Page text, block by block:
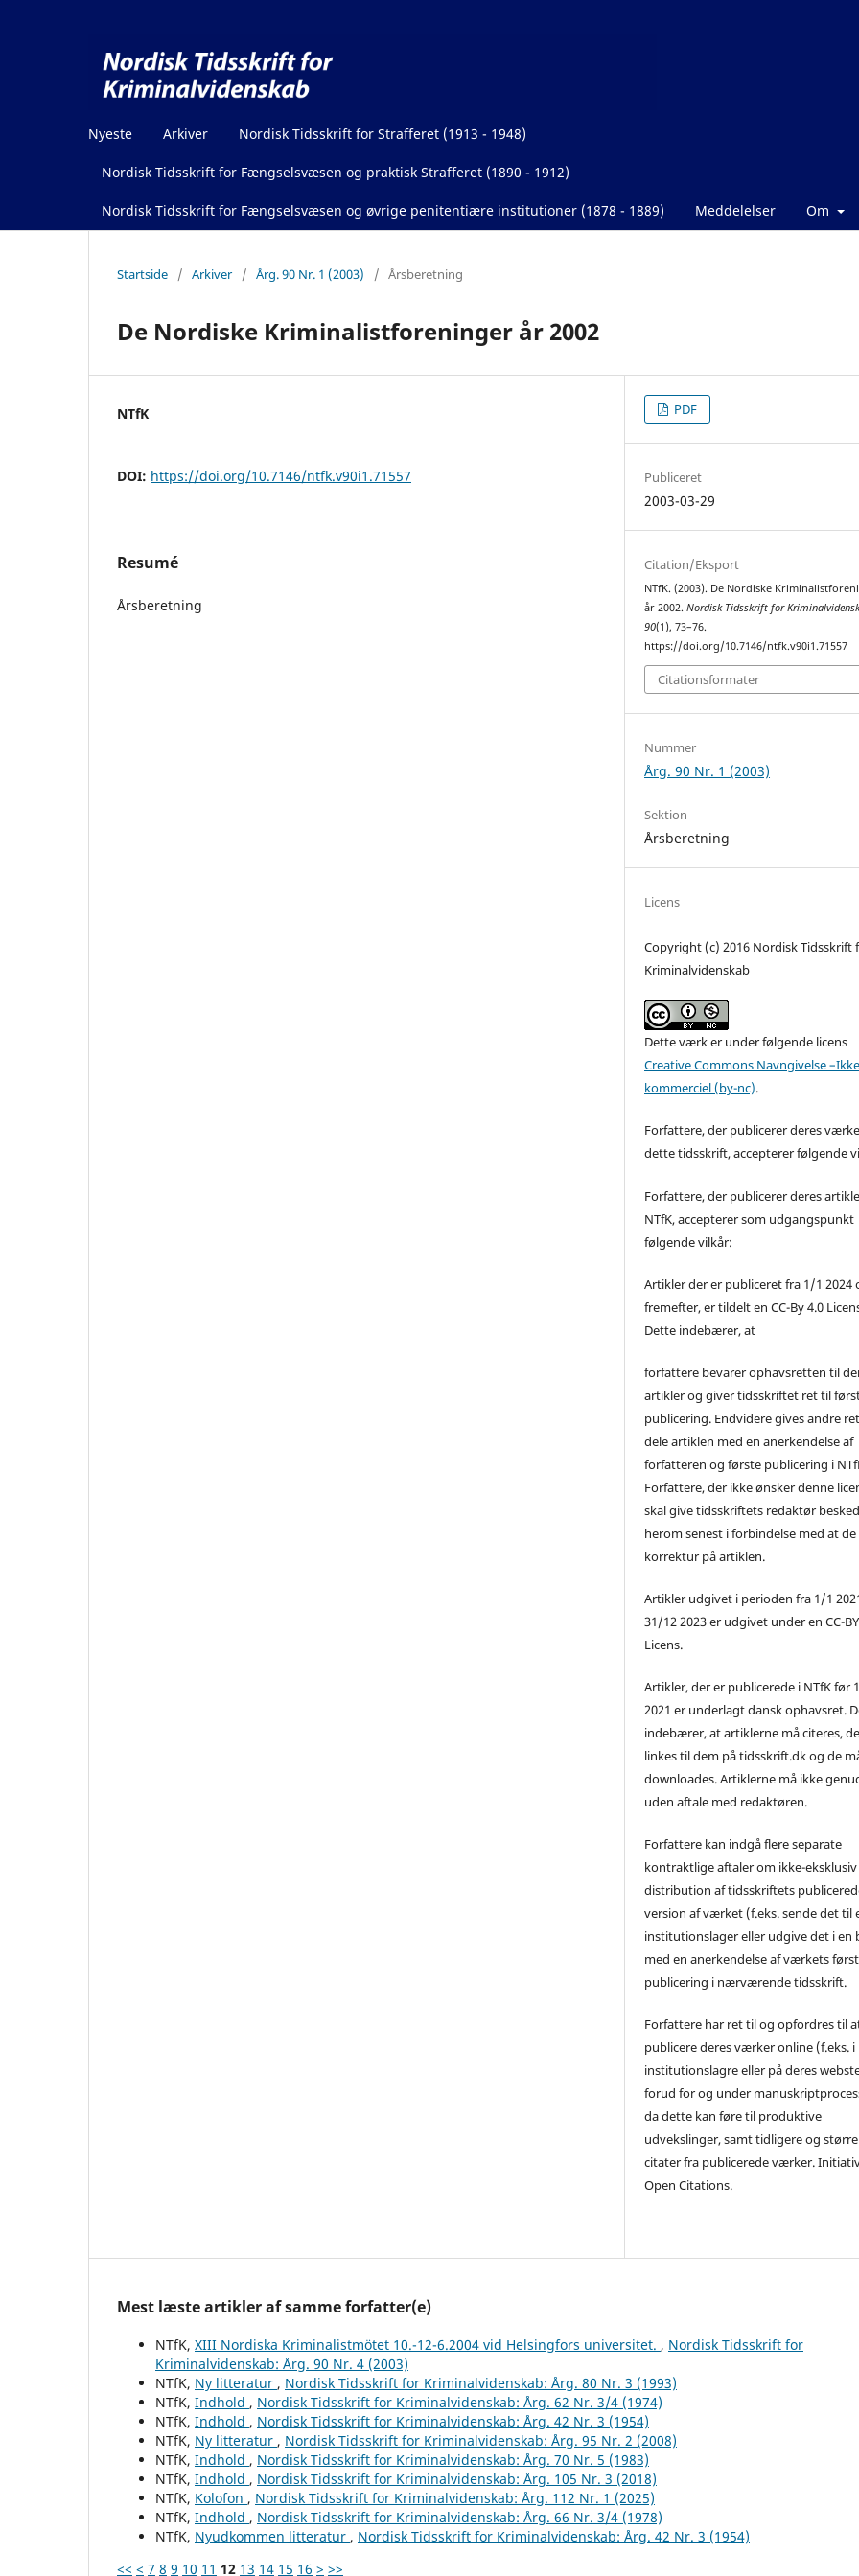
Nyeste Arkiver Nordisk Tidsskrift for Strafferet (1913 - 1948)
Nordisk Tidsskrift for Fængselsvæsen og praktisk Strafferet (1890 - 1912)
Nordisk Tidsskrift for Fængselsvæsen og øvrige penitentiære institutioner (1878 - 1889) Meddelelser Om
Startside / Arkiver / Årg. 90 Nr. 1 (2003) / Årsberetning
De Nordiske Kriminalistforeninger år 2002
NTfK
DOI: https://doi.org/10.7146/ntfk.v90i1.71557
Resumé
Årsberetning
PDF
Publiceret
2003-03-29
Citation/Eksport
NTfK. (2003). De Nordiske
år 2002.Nordisk Tidsskrift for
90(1), 73–76.
https://doi.org/10.7146/ntfk.v90i1.71557
Citationsformater
Nummer
Årg. 90 Nr. 1 (2003)
Sektion
Årsberetning
Licens
Copyright (c) 2016 Nordisk Tidsskrift
Kriminalvidenskab
Dette værk er under følgende licens
Creative Commons Navngivelse
kommerciel (by-nc).
Forfattere, der publicerer deres
dette tidsskrift, accepterer følgende
Forfattere, der publicerer deres
NTfK, accepterer som udgangspunkt
følgende vilkår:
Artikler der er publiceret fra 1/1 2024
fremefter, er tildelt en CC-By 4.0
Dette indebærer, at
forfattere bevarer ophavsretten til
artikler og giver tidsskriftet ret til
publicering. Endvidere gives andre
dele artiklen med en anerkendelse af
forfatteren og første publicering i
Forfattere, der ikke ønsker denne
skal give tidsskriftets redaktør besked
herom senest i forbindelse med at
korrektur på artiklen.
Artikler udgivet i perioden fra 1/1
31/12 2023 er udgivet under en CC-
Licens.
Artikler, der er publicerede i NTfK før
2021 er underlagt dansk ophavsret.
indebærer, at artiklerne må citeres,
linkes til dem på tidsskrift.dk og de
downloades. Artiklerne må ikke
uden aftale med redaktøren.
Forfattere kan indgå flere separate
kontraktlige aftaler om ikke-eksklusiv
distribution af tidsskriftets
version af værket (f.eks. sende det til
institutionslager eller udgive det i en
med en anerkendelse af værkets
publicering i nærværende tidsskrift.
Forfattere har ret til og opfordres til
publicere deres værker online (f.eks. i
institutionslagre eller på deres
forud for og under
da dette kan føre til produktive
udvekslinger, samt tidligere og større
citater fra publicerede værker.
Open Citations.
Mest læste artikler af samme forfatter(e)
NTfK, XIII Nordiska Kriminalistmötet 10.-12-6.2004 vid Helsingfors universitet. , Nordisk Tidsskrift for
Kriminalvidenskab: Årg. 90 Nr. 4 (2003)
NTfK, Ny litteratur , Nordisk Tidsskrift for Kriminalvidenskab: Årg. 80 Nr. 3 (1993)
NTfK, Indhold , Nordisk Tidsskrift for Kriminalvidenskab: Årg. 62 Nr. 3/4 (1974)
NTfK, Indhold , Nordisk Tidsskrift for Kriminalvidenskab: Årg. 42 Nr. 3 (1954)
NTfK, Ny litteratur , Nordisk Tidsskrift for Kriminalvidenskab: Årg. 95 Nr. 2 (2008)
NTfK, Indhold , Nordisk Tidsskrift for Kriminalvidenskab: Årg. 70 Nr. 5 (1983)
NTfK, Indhold , Nordisk Tidsskrift for Kriminalvidenskab: Årg. 105 Nr. 3 (2018)
NTfK, Kolofon , Nordisk Tidsskrift for Kriminalvidenskab: Årg. 112 Nr. 1 (2025)
NTfK, Indhold , Nordisk Tidsskrift for Kriminalvidenskab: Årg. 66 Nr. 3/4 (1978)
NTfK, Nyudkommen litteratur , Nordisk Tidsskrift for Kriminalvidenskab: Årg. 42 Nr. 3 (1954)
<< < 7 8 9 10 11 12 13 14 15 16 > >>